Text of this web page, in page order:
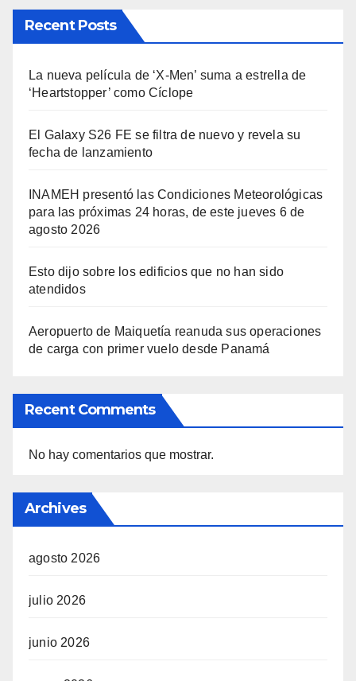
Recent Posts
La nueva película de ‘X-Men’ suma a estrella de
‘Heartstopper’ como Cíclope
El Galaxy S26 FE se filtra de nuevo y revela su
fecha de lanzamiento
INAMEH presentó las Condiciones Meteorológicas
para las próximas 24 horas, de este jueves 6 de
agosto 2026
Esto dijo sobre los edificios que no han sido
atendidos
Aeropuerto de Maiquetía reanuda sus operaciones
de carga con primer vuelo desde Panamá
Recent Comments
No hay comentarios que mostrar.
Archives
agosto 2026
julio 2026
junio 2026